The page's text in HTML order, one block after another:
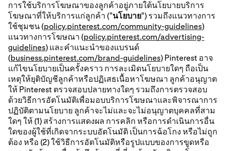
การใช้บริการโฆษณาของลูกค้าอยู่ภายใต้นโยบายบริการ
โฆษณาที่ให้บริการแก่ลูกค้า ("นโยบาย") รวมถึงแนวทางการ
ใช้ชุมชน (policy.pinterest.com/community-guidelines)
แนวทางการโฆษณา (policy.pinterest.com/advertising-
guidelines) และคำแนะนำของแบรนด์
(business.pinterest.com/brand-guidelines) Pinterest อาจ
แก้ไขนโยบายเป็นครั้งคราว การละเมิดนโยบายใดๆ ถือเป็น
เหตุให้ยุติบัญชีลูกค้าหรือปฏิเสธเนื้อหาโฆษณา ลูกค้าอนุญาต
ให้ Pinterest ตรวจสอบปลายทางใดๆ รวมถึงการตรวจสอบ
ด้วยวิธีการอัตโนมัติเพื่อมอบบริการโฆษณาและพิจารณาการ
ปฏิบัติตามนโยบาย ลูกค้าจะไม่และจะไม่อนุญาตบุคคลที่สาม
ใดๆ ให้ (1) สร้างการแสดงผล การคลิก หรือการดำเนินการอื่น
ใดของผู้ใช้ที่เกิดจากระบบอัตโนมัติ เป็นการฉ้อโกง หรือไม่ถูก
ต้อง หรือ (2) ใช้วิธีการอัตโนมัติหรือรูปแบบของการขูดหรือ